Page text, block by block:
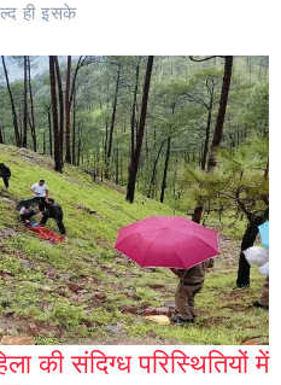
ही इसके
की संदिग्ध परिस्थितियों में